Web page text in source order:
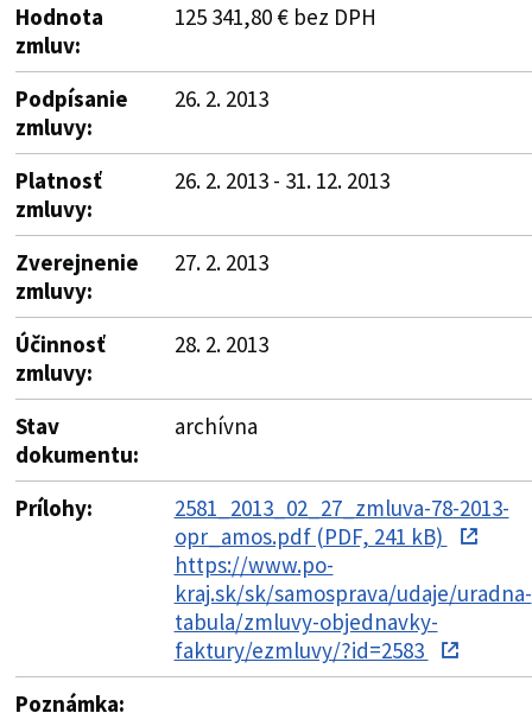
Hodnota
zmluv:
125 341,80 € bez DPH
Podpísanie
zmluvy:
26. 2. 2013
Platnosť
zmluvy:
26. 2. 2013 - 31. 12. 2013
Zverejnenie
zmluvy:
27. 2. 2013
Účinnosť
zmluvy:
28. 2. 2013
Stav
dokumentu:
archívna
Prílohy:
2581_2013_02_27_zmluva-78-2013-
opr_amos.pdf (PDF, 241 kB)
https://www.po-
kraj.sk/sk/samosprava/udaje/uradna-
tabula/zmluvy-objednavky-
faktury/ezmluvy/?id=2583
Poznámka: